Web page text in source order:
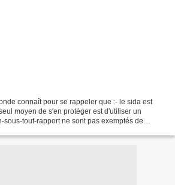
connaît pour se rappeler que :- le sida est
moyen de s'en protéger est d'utiliser un
sous-tout-rapport ne sont pas exemptés de